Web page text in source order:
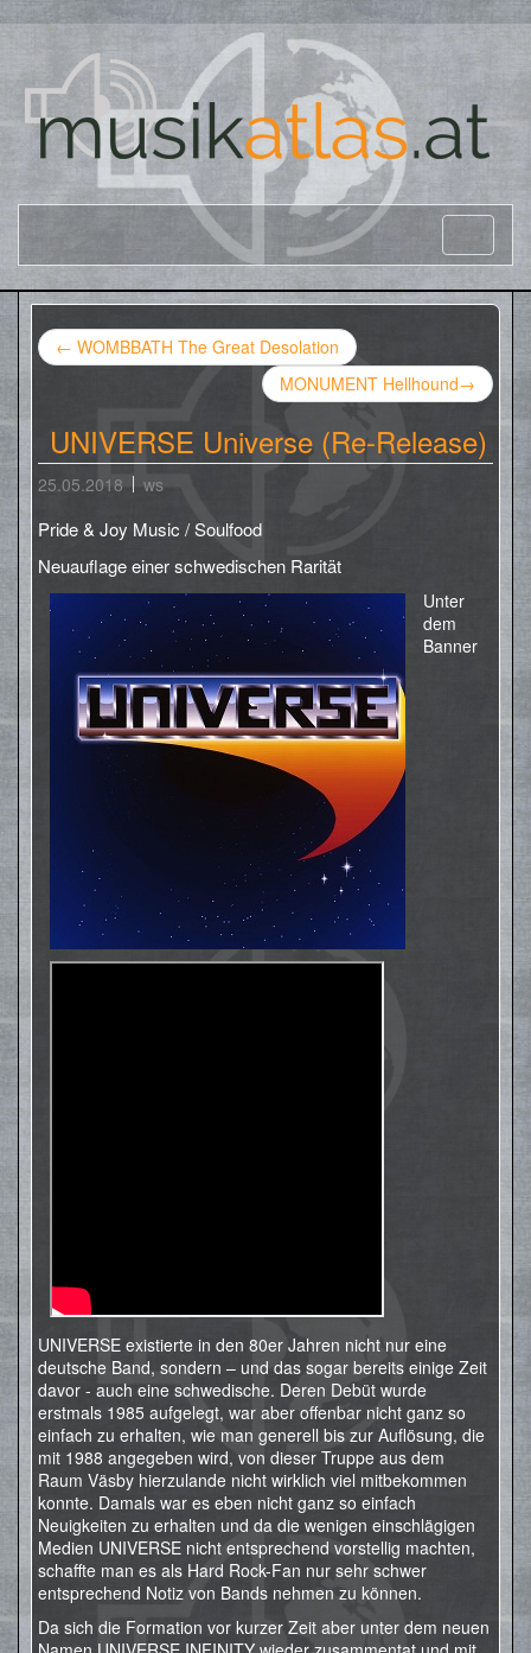
← WOMBBATH The Great Desolation
MONUMENT Hellhound→
UNIVERSE Universe (Re-Release)
25.05.2018 ws
Pride & Joy Music / Soulfood
Neuauflage einer schwedischen Rarität
Unter
dem
Banner
UNIVERSE existierte in den 80er Jahren nicht nur eine
deutsche Band, sondern – und das sogar bereits einige Zeit
davor - auch eine schwedische. Deren Debüt wurde
erstmals 1985 aufgelegt, war aber offenbar nicht ganz so
einfach zu erhalten, wie man generell bis zur Auflösung, die
mit 1988 angegeben wird, von dieser Truppe aus dem
Raum Väsby hierzulande nicht wirklich viel mitbekommen
konnte. Damals war es eben nicht ganz so einfach
Neuigkeiten zu erhalten und da die wenigen einschlägigen
Medien UNIVERSE nicht entsprechend vorstellig machten,
schaffte man es als Hard Rock-Fan nur sehr schwer
entsprechend Notiz von Bands nehmen zu können.
Da sich die Formation vor kurzer Zeit aber unter dem neuen